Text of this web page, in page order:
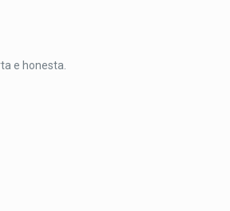
e honesta.